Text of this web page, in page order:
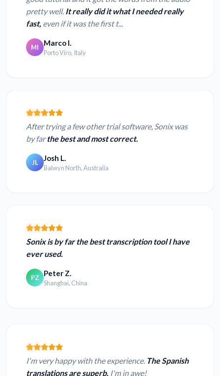
pretty well. It really did it what I needed really
fast, even if it was the first t...
MI Marco I.
Porto Viro, Italy
After trying a few other trial software, Sonix was
by farthe best and most correct.
JL Josh L.
Balwyn North, Australia
Sonix is by far the best transcription tool I have
ever used.
PZ Peter Z.
Shanghai, China
I'm very happy with the experience. The Spanish
translations are superb. I'm in awe!